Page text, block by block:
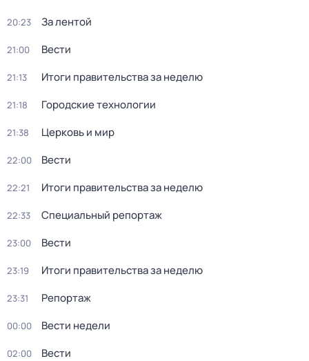
20:23 За лентой
21:00 Вести
21:13 Итоги правительства за неделю
21:18 Городские технологии
21:38 Церковь и мир
22:00 Вести
22:21 Итоги правительства за неделю
22:33 Специальный репортаж
23:00 Вести
23:19 Итоги правительства за неделю
23:31 Репортаж
00:00 Вести недели
02:00 Вести